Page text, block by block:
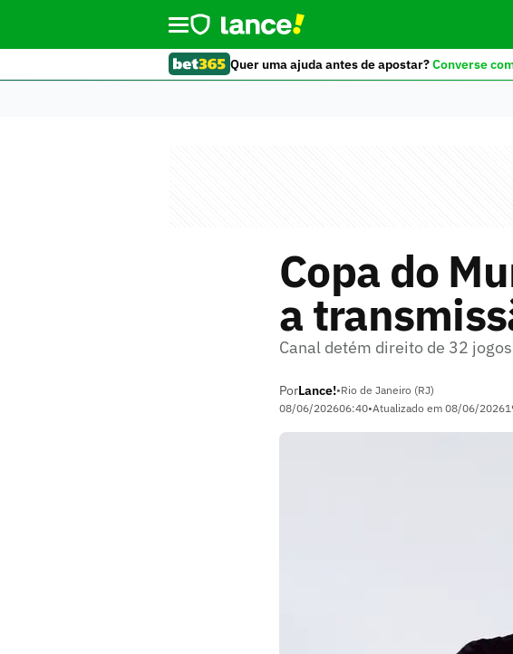
Quer uma ajuda antes de apostar?Converse
Copa do
a
Canal detém direito de 32
PorLance!•Rio de Janeiro (RJ)
08/06/202606:40•Atualizado em 08/06/2026